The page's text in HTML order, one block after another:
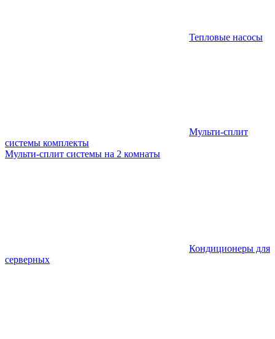
Тепловые насосы
Мульти-сплит
системы комплекты
Мульти-сплит системы на 2 комнаты
Кондиционеры для
серверных